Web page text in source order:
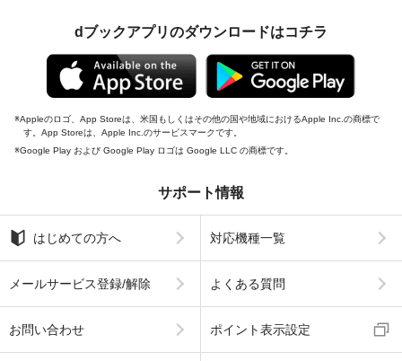
dブックアプリのダウンロードはコチラ
Appleのロゴ、App Storeは、米国もしくはその他の国や地域におけるApple Inc.の商標で
す。App Storeは、Apple Inc.のサービスマークです。
Google Play および Google Play ロゴは Google LLC の商標です。
サポート情報
はじめての方へ 対応機種一覧
メールサービス登録/解除 よくある質問
お問い合わせ ポイント表示設定